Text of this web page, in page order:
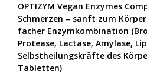
OPTIZYM Vegan Enzymes
Schmerzen – sanft zum
facher Enzymkombination
Protease, Lactase, Amylase,
Selbstheilungskräfte des
Tabletten)